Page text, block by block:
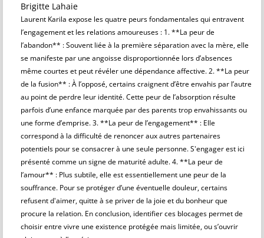
Brigitte Lahaie
Laurent Karila expose les quatre peurs fondamentales qui entravent
l’engagement et les relations amoureuses : 1. **La peur de
l’abandon** : Souvent liée à la première séparation avec la mère, elle
se manifeste par une angoisse disproportionnée lors d’absences
même courtes et peut révéler une dépendance affective. 2. **La peur
de la fusion** : À l’opposé, certains craignent d’être envahis par l’autre
au point de perdre leur identité. Cette peur de l’absorption résulte
parfois d’une enfance marquée par des parents trop envahissants ou
une forme d’emprise. 3. **La peur de l’engagement** : Elle
correspond à la difficulté de renoncer aux autres partenaires
potentiels pour se consacrer à une seule personne. S'engager est ici
présenté comme un signe de maturité adulte. 4. **La peur de
l’amour** : Plus subtile, elle est essentiellement une peur de la
souffrance. Pour se protéger d’une éventuelle douleur, certains
refusent d'aimer, quitte à se priver de la joie et du bonheur que
procure la relation. En conclusion, identifier ces blocages permet de
choisir entre vivre une existence protégée mais limitée, ou s’ouvrir